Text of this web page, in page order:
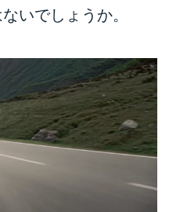
いでしょうか。